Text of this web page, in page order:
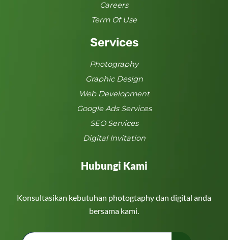
Careers
Term Of Use
Services
Photography
Graphic Design
Web Development
Google Ads Services
SEO Services
Digital Invitation
Hubungi Kami
Konsultasikan kebutuhan photogtaphy dan digital anda
bersama kami.